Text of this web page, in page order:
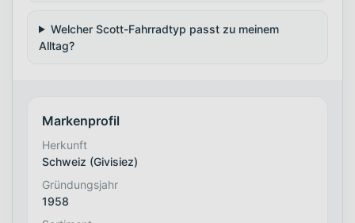
Welcher Scott-Fahrradtyp passt zu meinem
Alltag?
Markenprofil
Herkunft
Schweiz (Givisiez)
Gründungsjahr
1958